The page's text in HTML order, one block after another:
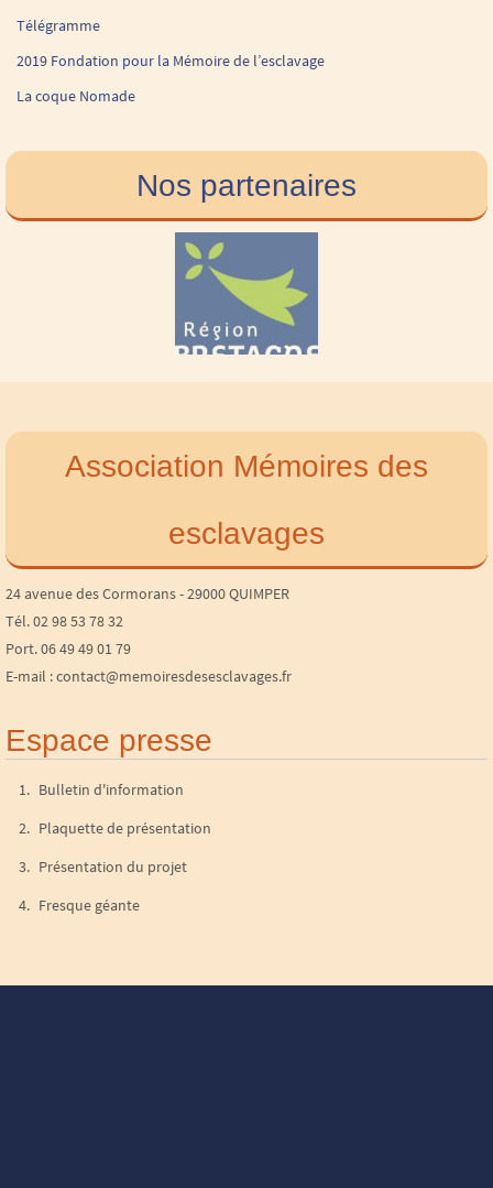
Télégramme
2019 Fondation pour la Mémoire de l’esclavage
La coque Nomade
Nos partenaires
esclavages
24 avenue des Cormorans - 29000 QUIMPER
Tél. 02 98 53 78 32
Port. 06 49 49 01 79
Espace presse